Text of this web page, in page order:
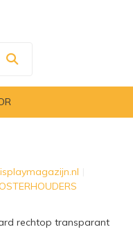
rechtop transparant